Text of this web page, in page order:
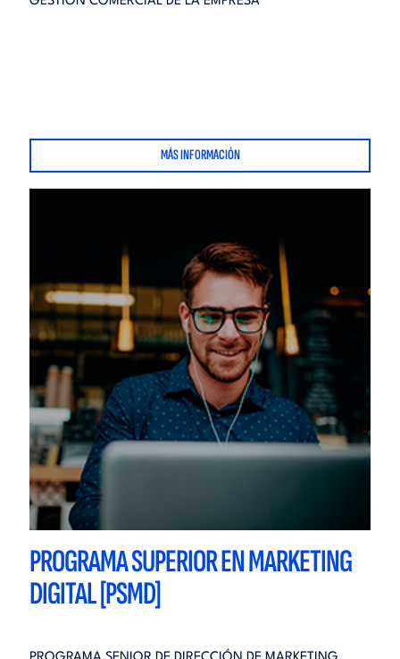
MÁS INFORMACIÓN
PROGRAMA SUPERIOR EN MARKETING
DIGITAL [PSMD]